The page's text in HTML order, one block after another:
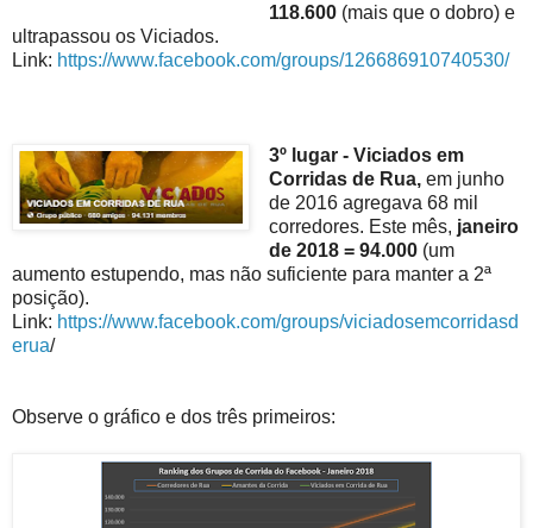
118.600(mais que o dobro) e
ultrapassou os Viciados.
Link: https://www.facebook.com/groups/126686910740530/
3º lugar - Viciados em
Corridas de Rua,em junho
de 2016 agregava 68 mil
corredores. Este mês, janeiro
de 2018 = 94.000(um
aumento estupendo, mas não suficiente para manter a 2ª
posição).
Link: https://www.facebook.com/groups/viciadosemcorridasd
erua/
Observe o gráfico e dos três primeiros: